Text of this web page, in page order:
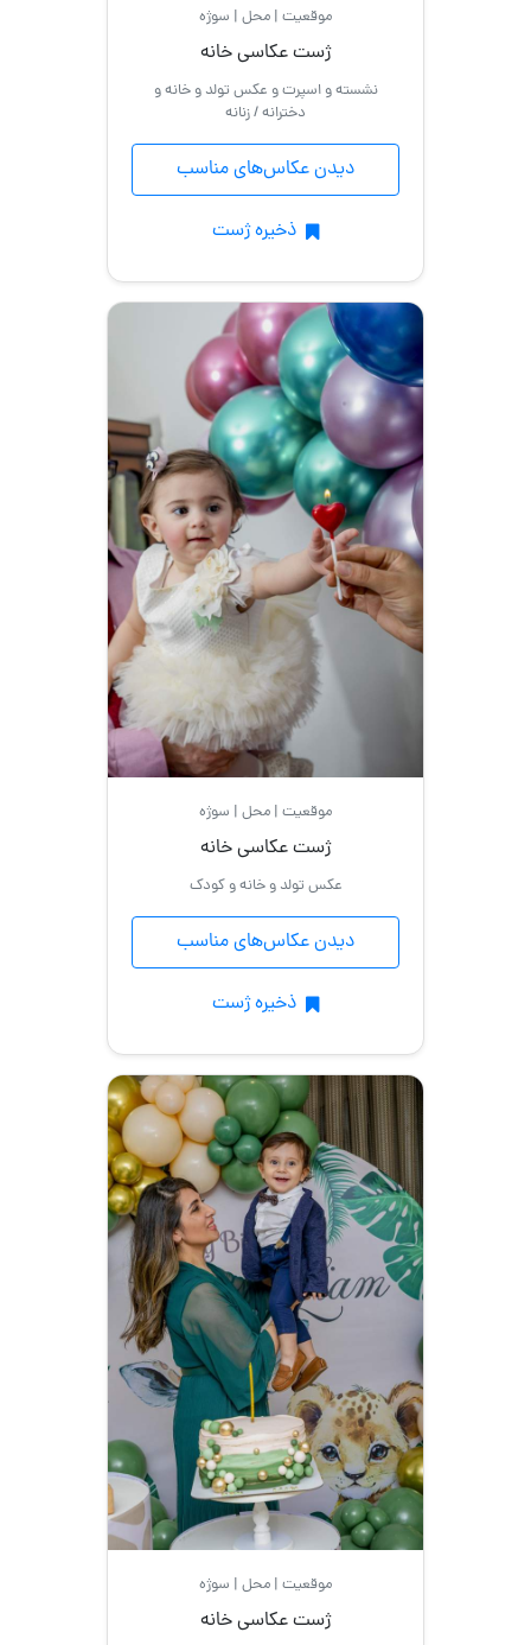
موقعیت | محل | سوژه
ژست عکاسی خانه
نشسته و اسپرت و عکس تولد و خانه و
دخترانه / زنانه
دیدن عکاس‌های مناسب
ذخیره ژست
موقعیت | محل | سوژه
ژست عکاسی خانه
عکس تولد و خانه و کودک
دیدن عکاس‌های مناسب
ذخیره ژست
موقعیت | محل | سوژه
ژست عکاسی خانه